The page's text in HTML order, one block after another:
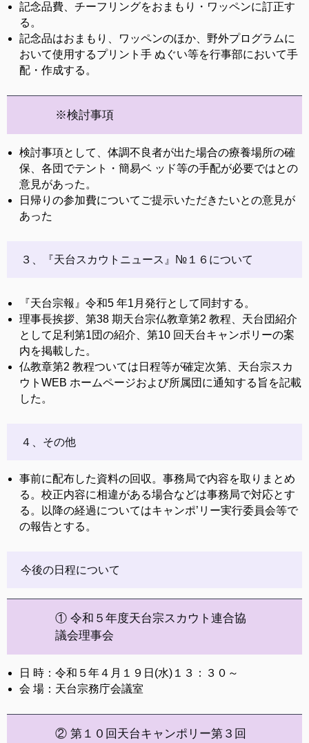
記念品費、チーフリングをおまもり・ワッペンに訂正す
る。
記念品はおまもり、ワッペンのほか、野外プログラムに
おいて使用するプリント手 ぬぐい等を行事部において手
配・作成する。
※検討事項
検討事項として、体調不良者が出た場合の療養場所の確
保、各団でテント・簡易ベ ッド等の手配が必要ではとの
意見があった。
日帰りの参加費についてご提示いただきたいとの意見が
あった
３、『天台スカウトニュース』№１６について
『天台宗報』令和5 年1月発行として同封する。
理事長挨拶、第38 期天台宗仏教章第2 教程、天台団紹介
として足利第1団の紹介、第10 回天台キャンポリーの案
内を掲載した。
仏教章第2 教程ついては日程等が確定次第、天台宗スカ
ウトWEB ホームページおよび所属団に通知する旨を記載
した。
４、その他
事前に配布した資料の回収。事務局で内容を取りまとめ
る。校正内容に相違がある場合などは事務局で対応とす
る。以降の経過についてはキャンポ’リー実行委員会等で
の報告とする。
今後の日程について
① 令和５年度天台宗スカウト連合協
議会理事会
日 時：令和５年４月１９日(水)１３：３０～
会 場：天台宗務庁会議室
② 第１０回天台キャンポリー第３回